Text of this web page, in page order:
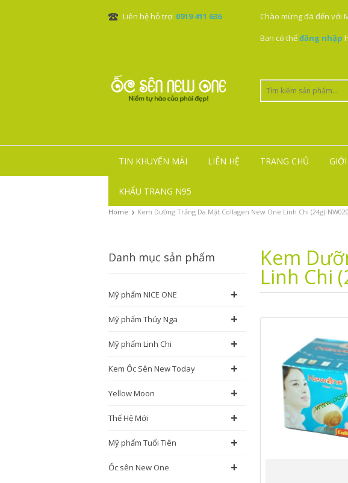
Liên hệ hỗ trợ: 0919 411 636
Chào mừng đã đến với
Bạn có thểđăng nhập
TIN KHUYẾN MÃI LIÊN HỆ TRANG CHỦ
KHẨU TRANG N95
Home › Kem Dưỡng Trắng Da Mặt Collagen New One Linh Chi (24g)-NW020
Kem
Linh Chi
Danh mục sản phẩm
Mỹ phẩm NICE ONE +
Mỹ phẩm Thúy Nga +
Mỹ phẩm Linh Chi +
Kem Ốc Sên New Today +
Yellow Moon +
Thế Hệ Mới +
Mỹ phẩm Tuổi Tiên +
Ốc sên New One +